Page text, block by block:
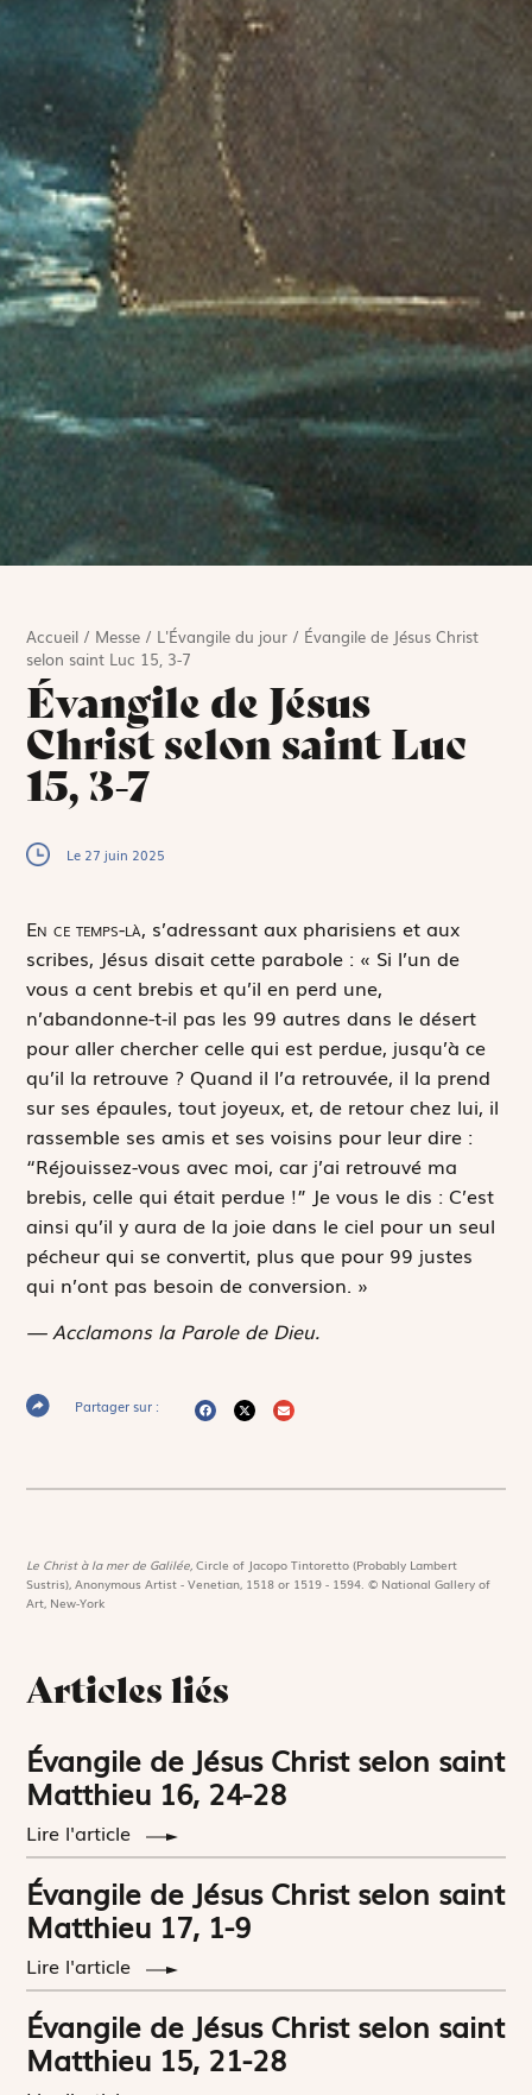
Accueil / Messe / L'Évangile du jour / Évangile de Jésus Christ
selon saint Luc 15, 3-7
Évangile de Jésus
Christ selon saint Luc
15, 3-7
Le 27 juin 2025
En ce temps-là, s’adressant aux pharisiens et aux
scribes, Jésus disait cette parabole : « Si l’un de
vous a cent brebis et qu’il en perd une,
n’abandonne-t-il pas les 99 autres dans le désert
pour aller chercher celle qui est perdue, jusqu’à ce
qu’il la retrouve ? Quand il l’a retrouvée, il la prend
sur ses épaules, tout joyeux, et, de retour chez lui, il
rassemble ses amis et ses voisins pour leur dire :
“Réjouissez-vous avec moi, car j’ai retrouvé ma
brebis, celle qui était perdue !” Je vous le dis : C’est
ainsi qu’il y aura de la joie dans le ciel pour un seul
pécheur qui se convertit, plus que pour 99 justes
qui n’ont pas besoin de conversion. »
— Acclamons la Parole de Dieu.
Partager sur :
Le Christ à la mer de Galilée,Circle of Jacopo Tintoretto (Probably Lambert
Sustris), Anonymous Artist - Venetian, 1518 or 1519 - 1594. © National Gallery of
Art, New-York
Articles liés
Évangile de Jésus Christ selon saint
Matthieu 16, 24-28
Lire l'article
Évangile de Jésus Christ selon saint
Matthieu 17, 1-9
Lire l'article
Évangile de Jésus Christ selon saint
Matthieu 15, 21-28